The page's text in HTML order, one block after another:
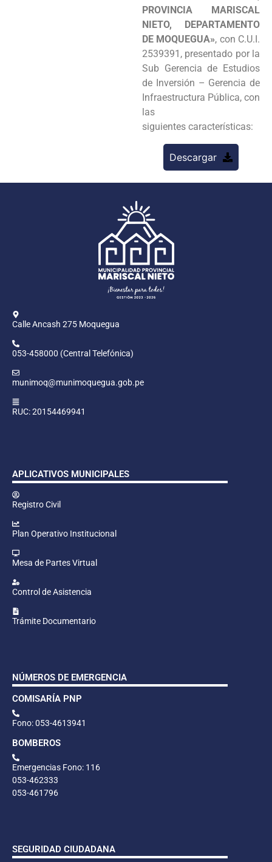
PROVINCIA MARISCAL
NIETO, DEPARTAMENTO
DE MOQUEGUA», con C.U.I.
2539391, presentado por la
Sub Gerencia de Estudios
de Inversión – Gerencia de
Infraestructura Pública, con
las
siguientes características:
Descargar
Calle Ancash 275 Moquegua
053-458000 (Central Telefónica)
munimoq@munimoquegua.gob.pe
RUC: 20154469941
APLICATIVOS MUNICIPALES
Registro Civil
Plan Operativo Institucional
Mesa de Partes Virtual
Control de Asistencia
Trámite Documentario
NÚMEROS DE EMERGENCIA
COMISARÍA PNP
Fono: 053-4613941
BOMBEROS
Emergencias Fono: 116
053-462333
053-461796
SEGURIDAD CIUDADANA